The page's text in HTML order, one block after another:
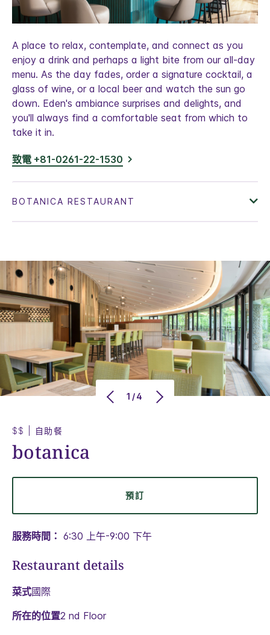
A place to relax, contemplate, and connect as you
enjoy a drink and perhaps a light bite from our all-day
menu. As the day fades, order a signature cocktail, a
glass of wine, or a local beer and watch the sun go
down. Eden's ambiance surprises and delights, and
you'll always find a comfortable seat from which to
take it in.
致電 +81-0261-22-1530
1/4
$$ 自助餐
botanica
預訂
服務時間： 6:30 上午-9:00 下午
Restaurant details
菜式國際
所在的位置2 nd Floor